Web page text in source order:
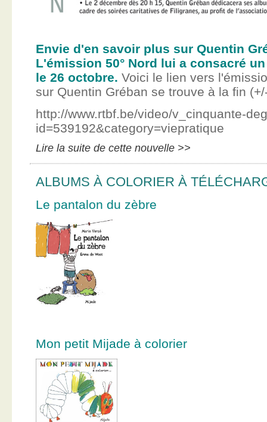
Envie d'en savoir plus sur Quentin
L'émission 50° Nord lui a consacré
le 26 octobre. Voici le lien vers
sur Quentin Gréban se trouve à la fin
http://www.rtbf.be/video/v_cinquante-
id=539192&category=viepratique
Lire la suite de cette nouvelle >>
ALBUMS À COLORIER À
Le pantalon du zèbre
Mon petit Mijade à colorier